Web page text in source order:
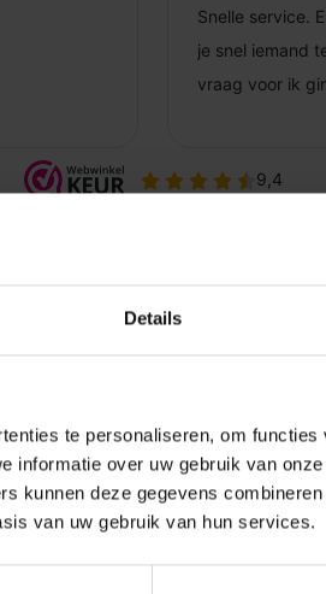
Details
te personaliseren, om
informatie over uw gebruik van
kunnen deze gegevens
van uw gebruik van hun services.